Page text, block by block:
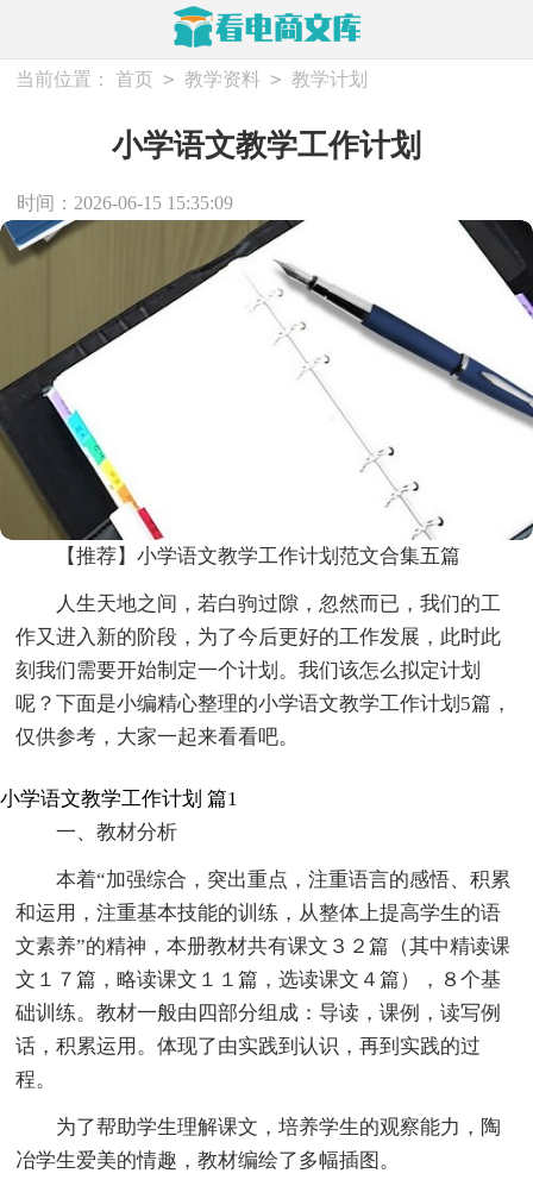
当前位置： 首页 > 教学资料 > 教学计划
小学语文教学工作计划
时间：2026-06-15 15:35:09
【推荐】小学语文教学工作计划范文合集五篇
人生天地之间，若白驹过隙，忽然而已，我们的工
作又进入新的阶段，为了今后更好的工作发展，此时此
刻我们需要开始制定一个计划。我们该怎么拟定计划
呢？下面是小编精心整理的小学语文教学工作计划5篇，
仅供参考，大家一起来看看吧。
小学语文教学工作计划 篇1
一、教材分析
本着“加强综合，突出重点，注重语言的感悟、积累
和运用，注重基本技能的训练，从整体上提高学生的语
文素养”的精神，本册教材共有课文３２篇（其中精读课
文１７篇，略读课文１１篇，选读课文４篇），８个基
础训练。教材一般由四部分组成：导读，课例，读写例
话，积累运用。体现了由实践到认识，再到实践的过
程。
为了帮助学生理解课文，培养学生的观察能力，陶
冶学生爱美的情趣，教材编绘了多幅插图。